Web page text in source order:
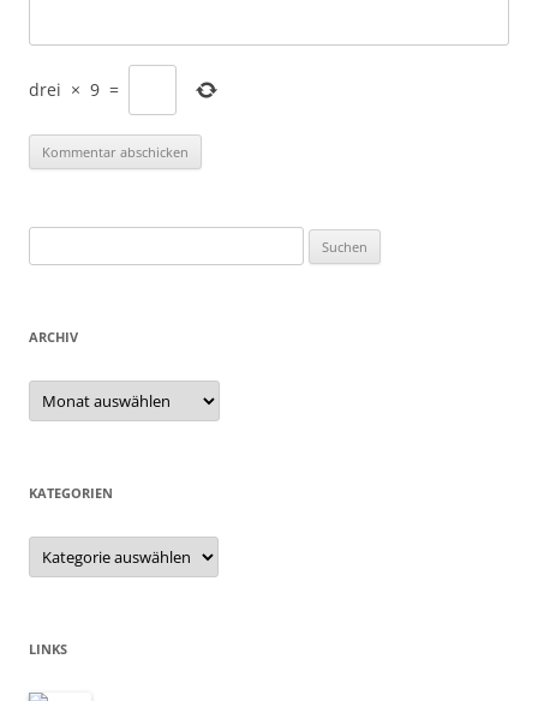
drei × 9 =
nach:
ARCHIV
Archiv
KATEGORIEN
Kategorien
LINKS